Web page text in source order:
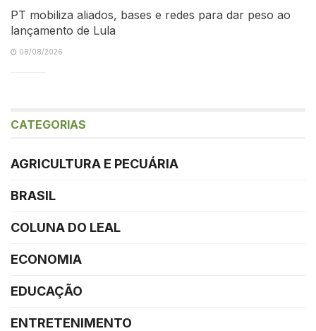
PT mobiliza aliados, bases e redes para dar peso ao
lançamento de Lula
08/08/2026
CATEGORIAS
AGRICULTURA E PECUÁRIA
BRASIL
COLUNA DO LEAL
ECONOMIA
EDUCAÇÃO
ENTRETENIMENTO